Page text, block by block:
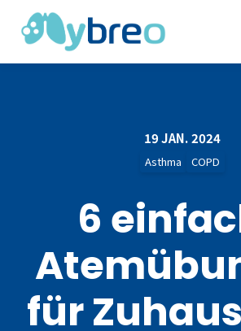
Blog
Über uns
19 JAN. 2024
Asthma COPD
6
für